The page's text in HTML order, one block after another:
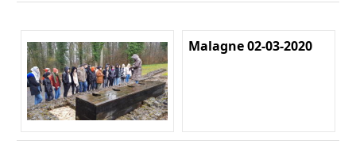
Malagne 02-03-2020